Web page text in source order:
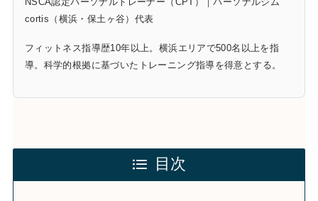
cortis（横浜・保土ヶ谷）代表
フィットネス指導歴10年以上。横浜エリアで500名以上を指
導。科学的根拠に基づいたトレーニング指導を得意とする。
目次